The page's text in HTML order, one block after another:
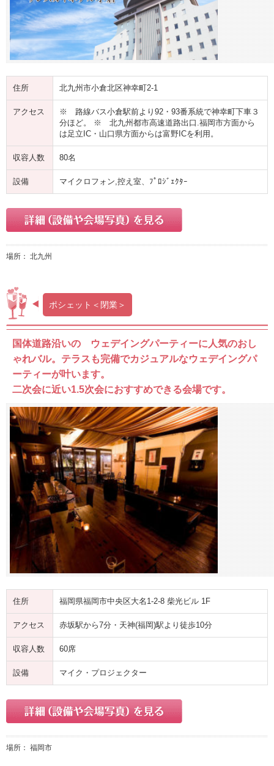
住所 北九州市小倉北区神幸町2-1
アクセス
※ 路線バス小倉駅前より92・93番系統で神幸町下車３
分ほど。 ※ 北九州都市高速道路出口.福岡市方面から
は足立IC・山口県方面からは富野ICを利用。
収容人数 80名
設備 マイクロフォン,控え室、ﾌﾟﾛｼﾞｪｸﾀｰ
場所： 北九州
ポシェット＜閉業＞
国体道路沿いの ウェデイングパーティーに人気のおし
ゃれバル。テラスも完備でカジュアルなウェデイングパ
ーティーが叶います。
二次会に近い1.5次会におすすめできる会場です。
住所 福岡県福岡市中央区大名1-2-8 柴光ビル 1F
アクセス 赤坂駅から7分・天神(福岡)駅より徒歩10分
収容人数 60席
設備 マイク・プロジェクター
場所： 福岡市